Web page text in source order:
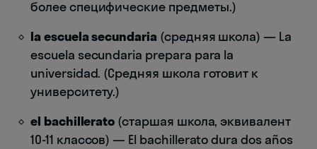
более специфические предметы.)
la escuela secundaria (средняя школа) — La
escuela secundaria prepara para la
universidad. (Средняя школа готовит к
университету.)
el bachillerato (старшая школа, эквивалент
10-11 классов) — El bachillerato dura dos años